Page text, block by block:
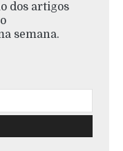
dos artigos
semana.